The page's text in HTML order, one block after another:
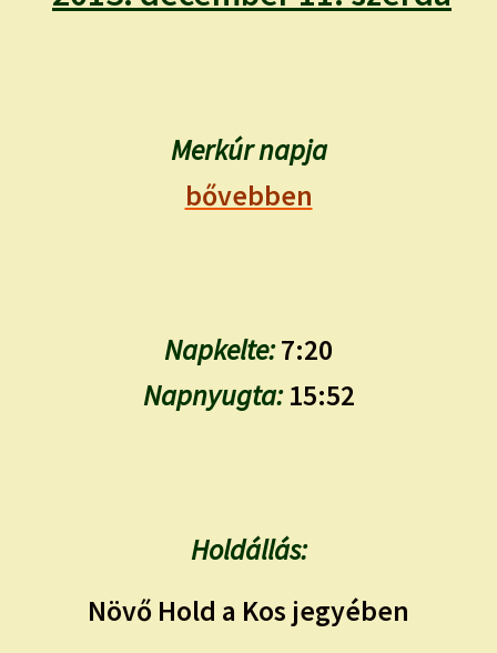
IRATKOZZ FEL A VIDEÓ CSATORNÁNKRA!
TAROT ELEMZÉS MEGRENDELÉSE LIMITÁLT!
Merkúr napja
bővebben
Napkelte:7:20
Napnyugta:15:52
Holdállás:
Növő Hold a Kos jegyében